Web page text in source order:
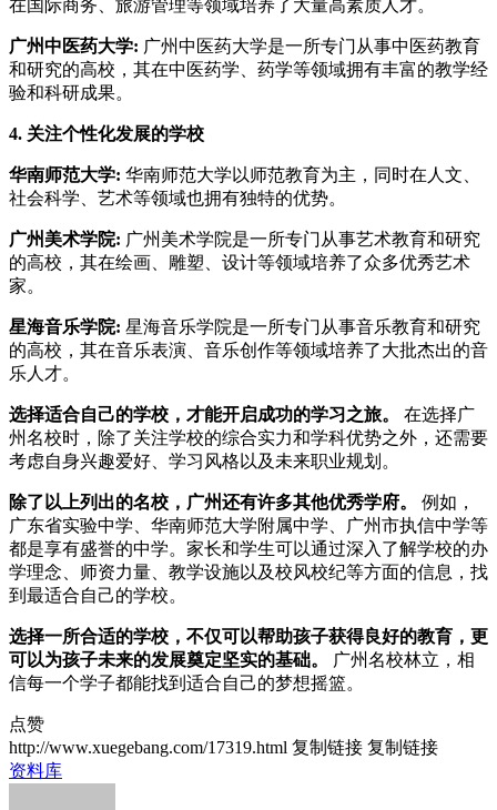
在国际商务、旅游管理等领域培养了大量高素质人才。
广州中医药大学: 广州中医药大学是一所专门从事中医药教育
和研究的高校，其在中医药学、药学等领域拥有丰富的教学经
验和科研成果。
4. 关注个性化发展的学校
华南师范大学: 华南师范大学以师范教育为主，同时在人文、
社会科学、艺术等领域也拥有独特的优势。
广州美术学院: 广州美术学院是一所专门从事艺术教育和研究
的高校，其在绘画、雕塑、设计等领域培养了众多优秀艺术
家。
星海音乐学院: 星海音乐学院是一所专门从事音乐教育和研究
的高校，其在音乐表演、音乐创作等领域培养了大批杰出的音
乐人才。
选择适合自己的学校，才能开启成功的学习之旅。 在选择广
州名校时，除了关注学校的综合实力和学科优势之外，还需要
考虑自身兴趣爱好、学习风格以及未来职业规划。
除了以上列出的名校，广州还有许多其他优秀学府。 例如，
广东省实验中学、华南师范大学附属中学、广州市执信中学等
都是享有盛誉的中学。家长和学生可以通过深入了解学校的办
学理念、师资力量、教学设施以及校风校纪等方面的信息，找
到最适合自己的学校。
选择一所合适的学校，不仅可以帮助孩子获得良好的教育，更
可以为孩子未来的发展奠定坚实的基础。
广州名校林立，相
信每一个学子都能找到适合自己的梦想摇篮。
点赞
http://www.xuegebang.com/17319.html 复制链接 复制链接
资料库